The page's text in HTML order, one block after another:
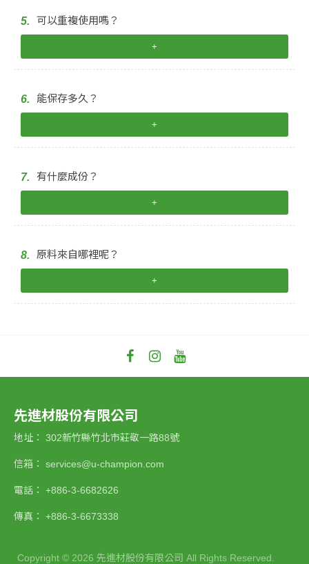
5. 可以重複使用嗎？
+
6. 能保存多久？
+
7. 有什麼成份？
+
8. 原料來自哪裡呢？
+
先進材股份有限公司
地址： 302新竹縣竹北市莊敬一路88號
信箱： services@u-champion.com
電話： +886-3-6682626
傳真： +886-3-6673338
Copyright © 2026 先進材股份有限公司 All Rights Reserved.